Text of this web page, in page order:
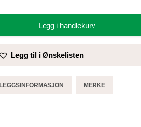
Legg i handlekurv
Legg til i Ønskelisten
MERKE